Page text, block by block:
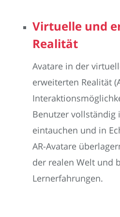
Virtuelle und
Realität
Avatare in der
erweiterten Realität
Benutzer vollständig
eintauchen und in
AR-Avatare
der realen Welt und
Lernerfahrungen.